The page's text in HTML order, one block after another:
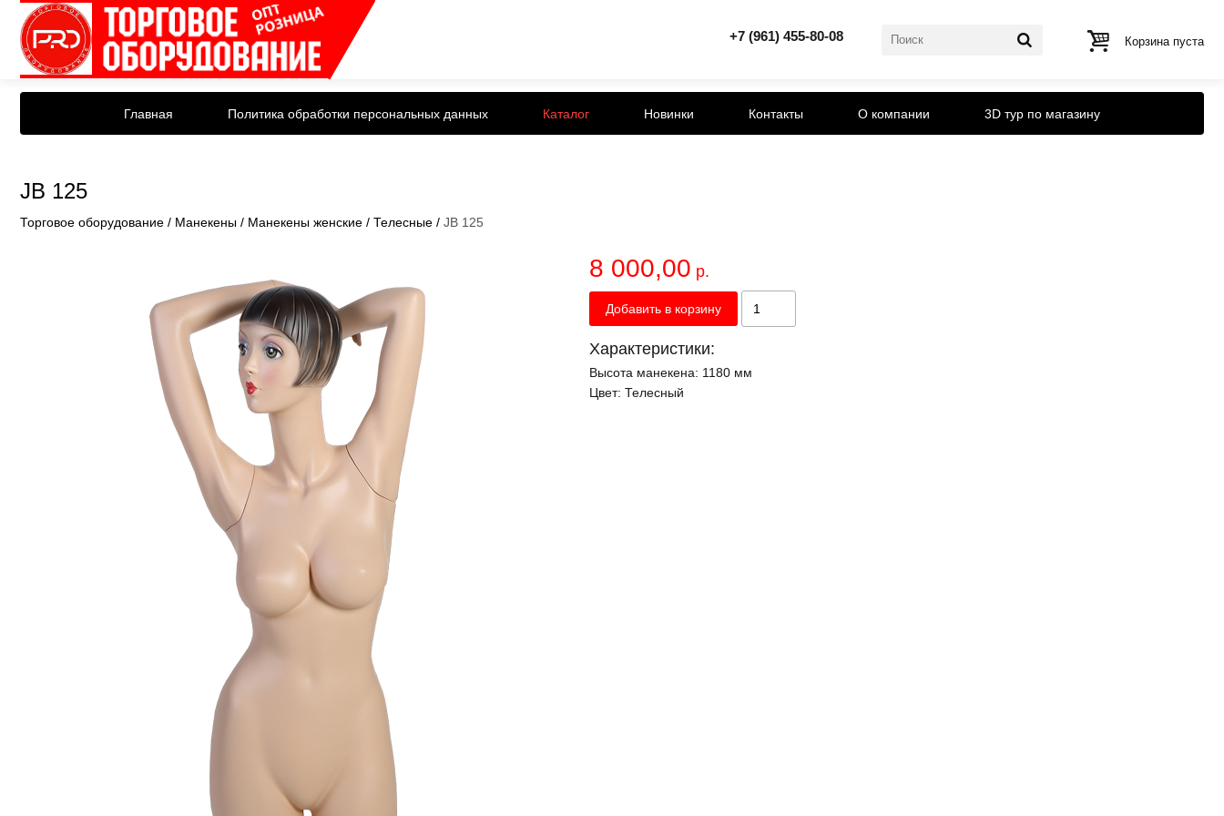
Корзина пуста
+7 (961) 455-80-08
Главная Политика обработки персональных данных Каталог Новинки Контакты О компании 3D тур по магазину
JB 125
Торговое оборудование / Манекены / Манекены женские / Телесные / JB 125
8 000,00 р.
Добавить в корзину
Характеристики:
Высота манекена: 1180 мм
Цвет: Телесный